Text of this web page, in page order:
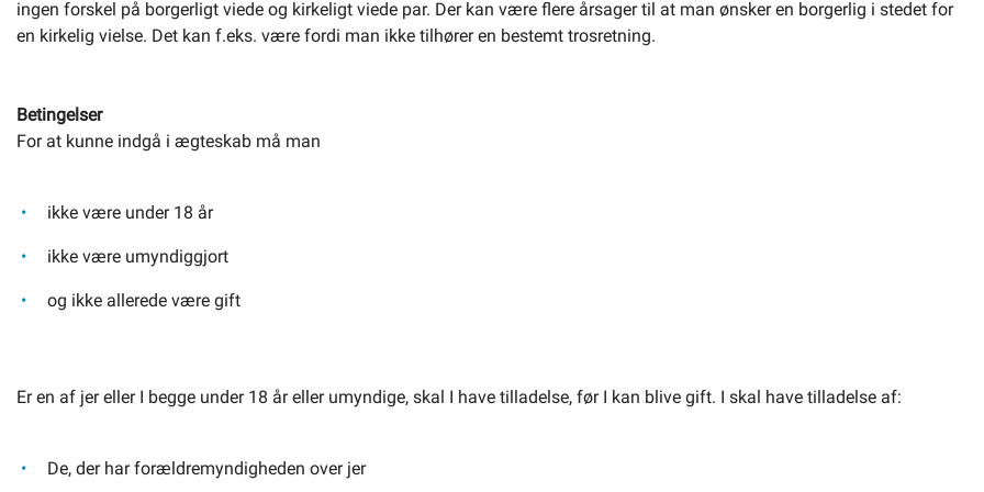
ingen forskel på borgerligt viede og kirkeligt viede par. Der kan være flere årsager til at man ønsker en borgerlig i stedet for
en kirkelig vielse. Det kan f.eks. være fordi man ikke tilhører en bestemt trosretning.
Betingelser
For at kunne indgå i ægteskab må man
ikke være under 18 år
ikke være umyndiggjort
og ikke allerede være gift
Er en af jer eller I begge under 18 år eller umyndige, skal I have tilladelse, før I kan blive gift. I skal have tilladelse af:
De, der har forældremyndigheden over jer